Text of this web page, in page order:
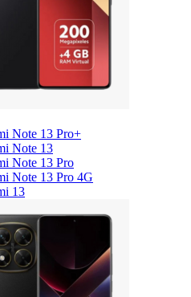
Note 13 Pro+
Note 13
Note 13 Pro
Note 13 Pro 4G
13